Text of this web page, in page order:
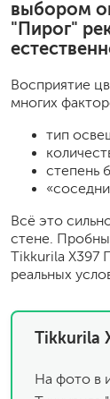
выбором
"Пирог"
Восприятие
многих
тип
степень
Всё это
стене.
Tikkurila X397
реальных
Tikkurila
На фото в